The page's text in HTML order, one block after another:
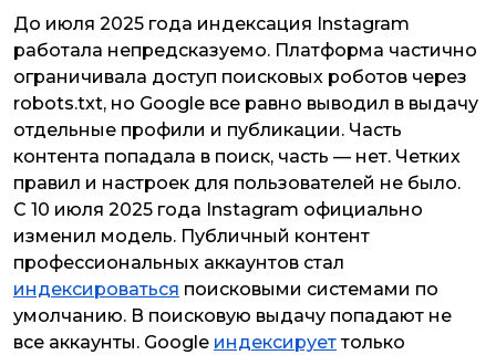
До июля 2025 года индексация Instagram
работала непредсказуемо. Платформа частично
ограничивала доступ поисковых роботов через
robots.txt, но Google все равно выводил в выдачу
отдельные профили и публикации. Часть
контента попадала в поиск, часть — нет. Четких
правил и настроек для пользователей не было.
С 10 июля 2025 года Instagram официально
изменил модель. Публичный контент
профессиональных аккаунтов стал
индексироваться поисковыми системами по
умолчанию. В поисковую выдачу попадают не
все аккаунты. Google индексируеттолько